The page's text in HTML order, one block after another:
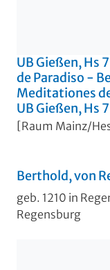
UB Gießen, Hs
de Paradiso -
Meditationes
UB Gießen, Hs
[Raum Mainz/
Berthold, von
geb. 1210 in
Regensburg